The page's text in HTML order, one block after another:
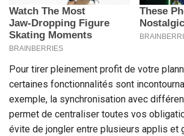
Pour tirer pleinement profit de votre
certaines fonctionnalités sont
exemple, la synchronisation avec
permet de centraliser toutes vos
évite de jongler entre plusieurs applis et